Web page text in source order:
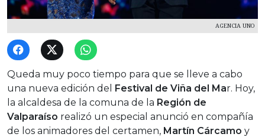
AGENCIA UNO
Queda muy poco tiempo para que se lleve a cabo
una nueva edición del Festival de Viña del Mar. Hoy,
la alcaldesa de la comuna de la Región de
Valparaíso realizó un especial anunció en compañía
de los animadores del certamen, Martín Cárcamo y